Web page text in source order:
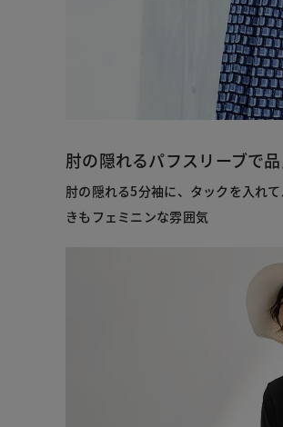
肘の隠れるパフスリーブで
肘の隠れる5分袖に、タックを入れ
きもフェミニンな雰囲気